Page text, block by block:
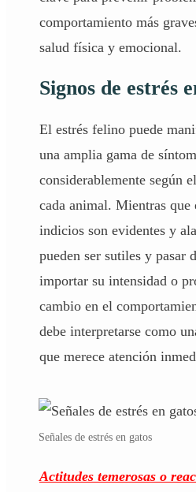
comportamiento más
salud física y emocional.
Signos de estrés
El estrés felino puede
una amplia gama de
considerablemente según
cada animal. Mientras que
indicios son evidentes y
pueden ser sutiles y pasar
importar su intensidad o
cambio en el
debe interpretarse como
que merece atención
Señales de estrés en gatos
Actitudes temerosas o